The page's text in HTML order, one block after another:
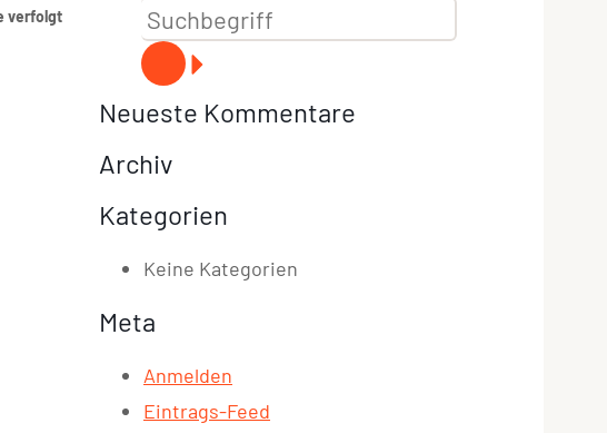
verfolgt
Neueste Kommentare
Archiv
Kategorien
Keine Kategorien
Meta
Anmelden
Eintrags-Feed